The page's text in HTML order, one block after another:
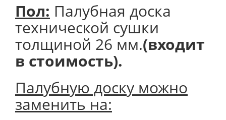
Пол: Палубная доска
технической сушки
толщиной 26 мм.(входит
в стоимость).
Палубную доску можно
заменить на: